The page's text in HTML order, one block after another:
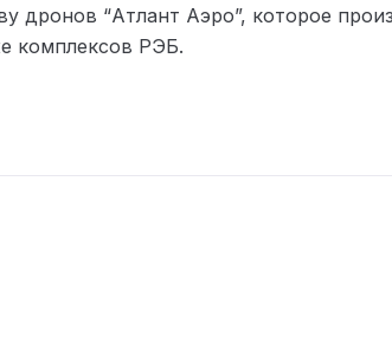
дронов “Атлант Аэро”, которое
комплексов РЭБ.